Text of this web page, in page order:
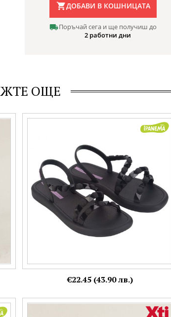
ДОБАВИ В КОШНИЦАТА
Поръчай сега и ще получиш до
2 работни дни
ОЩЕ
Силиконови дамски сандали IPANEMA с
Още цветове:
€22.45 (43.90 лв.)
Бежови дамски чехли на равно ходило